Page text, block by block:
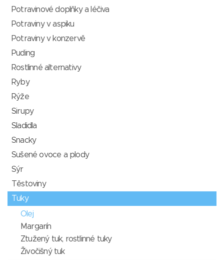
Potravinové doplňky a léčiva
Potraviny v aspiku
Potraviny v konzervě
Puding
Rostlinné alternativy
Ryby
Rýže
Sirupy
Sladidla
Snacky
Sušené ovoce a plody
Sýr
Těstoviny
Tuky
Olej
Margarín
Ztužený tuk, rostlinné tuky
Živočišný tuk